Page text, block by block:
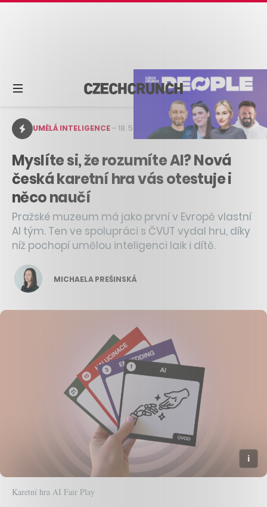
UMĚLÁ INTELIGENCE–18. 5. 2026 –1 min čtení
Myslíte si, že rozumíte AI? Nová
česká karetní hra vás otestuje i
něco naučí
Pražské muzeum má jako první v Evropě vlastní
AI tým. Ten ve spolupráci s ČVUT vydal hru, díky
níž pochopí umělou inteligenci laik i dítě.
MICHAELA PREŠINSKÁ
Karetní hra AI Fair Play